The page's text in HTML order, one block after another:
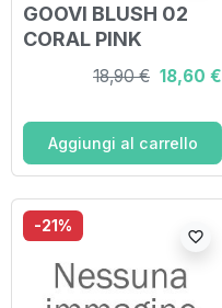
GOOVI BLUSH 02
CORAL PINK
18,90 € 18,60 €
Aggiungi al carrello
-21%
favorite_border